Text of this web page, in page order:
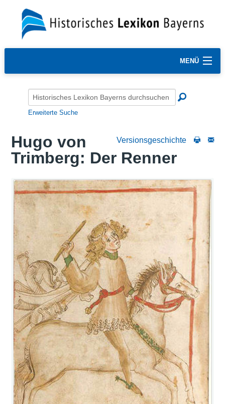
MENÜ
Erweiterte Suche
Versionsgeschichte
Hugo von
Trimberg: Der Renner